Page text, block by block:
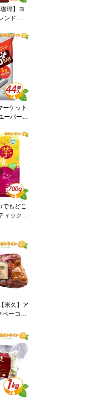
琲】ヨ
ンド 大
ュラー
レンドコ
◇珈琲
さ◇ コー
本コー
ーヒー C
コスト
】★送料
ーケット
ーバー
個入)
バー プロ
ツバー O
ョコレー
バー チ
おやつ
個包装
コス
料無料★
でもどこ
ィック
袋入) 大
イモ さ
保存料不
け包装
やつ【c
コストコ
料★
米久】ア
ベーコン
◎ 林檎
ご果汁
肉 豚肉
品 BBQ
Smoke
冷蔵【co
ストコ通